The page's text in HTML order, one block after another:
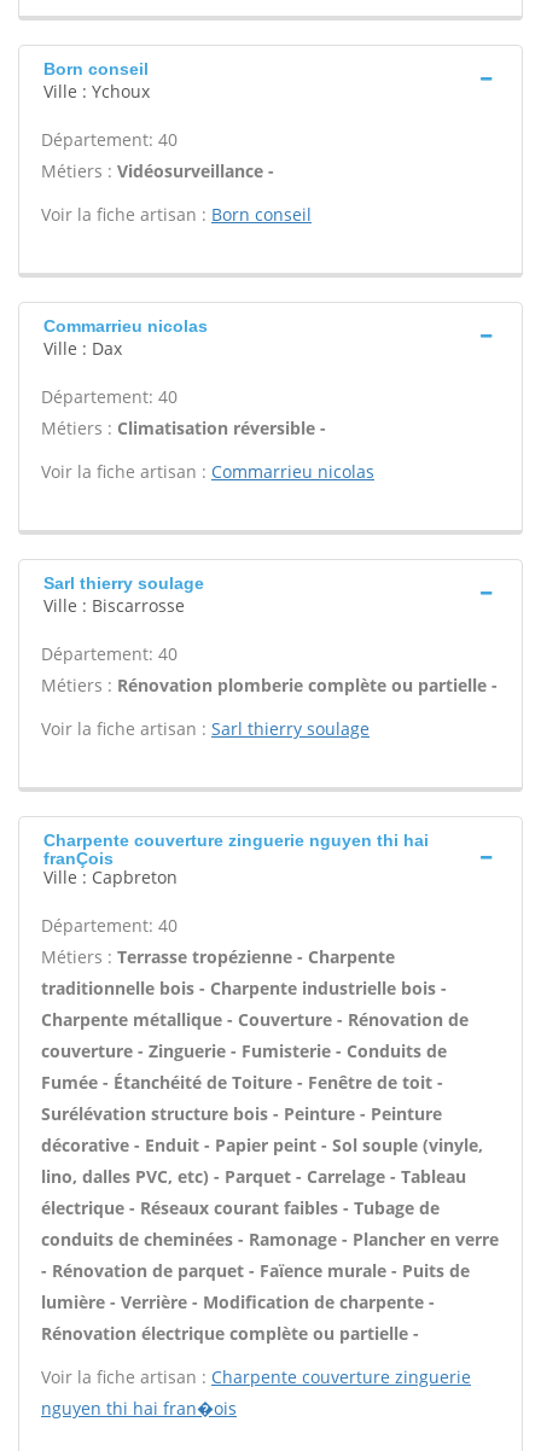
Born conseil
Ville : Ychoux
Département: 40
Métiers : Vidéosurveillance -
Voir la fiche artisan : Born conseil
Commarrieu nicolas
Ville : Dax
Département: 40
Métiers : Climatisation réversible -
Voir la fiche artisan : Commarrieu nicolas
Sarl thierry soulage
Ville : Biscarrosse
Département: 40
Métiers : Rénovation plomberie complète ou partielle -
Voir la fiche artisan : Sarl thierry soulage
Charpente couverture zinguerie nguyen thi hai
franÇois
Ville : Capbreton
Département: 40
Métiers : Terrasse tropézienne - Charpente
traditionnelle bois - Charpente industrielle bois -
Charpente métallique - Couverture - Rénovation de
couverture - Zinguerie - Fumisterie - Conduits de
Fumée - Étanchéité de Toiture - Fenêtre de toit -
Surélévation structure bois - Peinture - Peinture
décorative - Enduit - Papier peint - Sol souple (vinyle,
lino, dalles PVC, etc) - Parquet - Carrelage - Tableau
électrique - Réseaux courant faibles - Tubage de
conduits de cheminées - Ramonage - Plancher en verre
- Rénovation de parquet - Faïence murale - Puits de
lumière - Verrière - Modification de charpente -
Rénovation électrique complète ou partielle -
Voir la fiche artisan : Charpente couverture zinguerie
nguyen thi hai fran�ois